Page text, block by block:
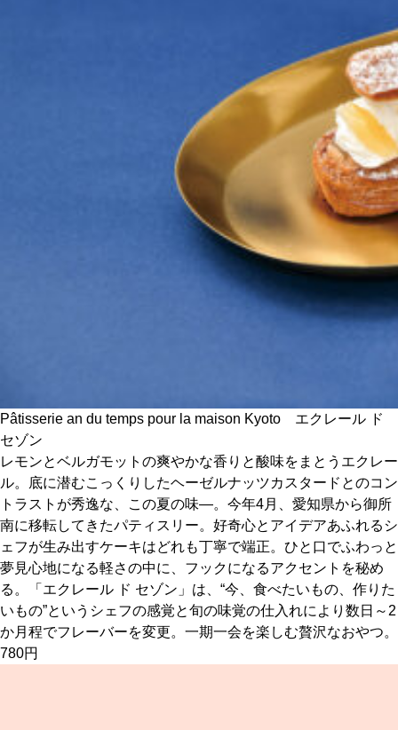
チケットプレゼント応募
SERIES
カレーが好き
京都おやつクラブ
私と店のはなし
今月の京みやげ
京都の書店
Pâtisserie an du temps pour la maison Kyoto エクレール ド
セゾン
レモンとベルガモットの爽やかな香りと酸味をまとうエクレー
ル。底に潜むこっくりしたヘーゼルナッツカスタードとのコン
トラストが秀逸な、この夏の味―。今年4月、愛知県から御所
南に移転してきたパティスリー。好奇心とアイデアあふれるシ
ェフが生み出すケーキはどれも丁寧で端正。ひと口でふわっと
夢見心地になる軽さの中に、フックになるアクセントを秘め
る。「エクレール ド セゾン」は、“今、食べたいもの、作りた
いもの”というシェフの感覚と旬の味覚の仕入れにより数日～2
か月程でフレーバーを変更。一期一会を楽しむ贅沢なおやつ。
780円